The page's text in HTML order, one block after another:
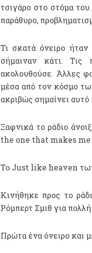
τσιγάρο στο στόμα
παράθυρο,
Τι σκατά όνειρο
σήμαιναν κάτι. Τις
ακολουθούσε. Άλλες
μέσα από τον κόσμο
ακριβώς σημαίνει
Ξαφνικά το ράδιο
the one that makes me
Το Just like heaven
Κινήθηκε προς το
Ρόμπερτ Σμιθ για
Πρώτα ένα όνειρο και